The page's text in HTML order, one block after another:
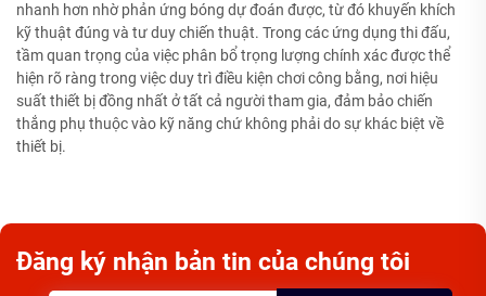
nhanh hơn nhờ phản ứng bóng dự đoán được, từ đó khuyến khích
kỹ thuật đúng và tư duy chiến thuật. Trong các ứng dụng thi đấu,
tầm quan trọng của việc phân bổ trọng lượng chính xác được thể
hiện rõ ràng trong việc duy trì điều kiện chơi công bằng, nơi hiệu
suất thiết bị đồng nhất ở tất cả người tham gia, đảm bảo chiến
thắng phụ thuộc vào kỹ năng chứ không phải do sự khác biệt về
thiết bị.
Đăng ký nhận bản tin của chúng tôi